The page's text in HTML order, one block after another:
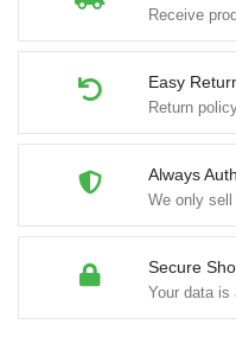
Receive
Easy
Return
Always
We only
Secure
Your data is